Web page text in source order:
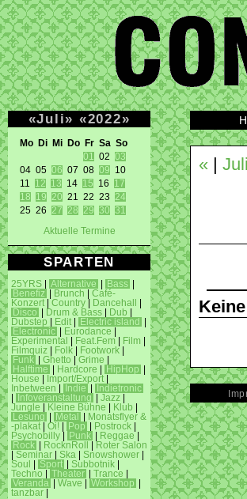
«Juli» «2022»
Mo Di Mi Do Fr Sa So
01
02 03
04 05 06 07 08 09 10
11 12 13 14 15 16 17
18
19 20 21 22 23 24
25 26 27 28 29 30 31
Aktuelle Termine
SPARTEN
25YRS Alternative Bass
Benefiz
Brunch
Café-
Konzert
Country Dancehall
Disco
Drum & Bass Dub
Dubstep
Edit Electric island
Electronic
Eurodance
Experimental
Feat.Fem Film
Filmquiz
Folk Footwork
Funk
Ghetto Grime
Halftime
Hardcore HipHop
House
Import/Export
Inbetween
Indie
Indietronic
Infoveranstaltung Jazz
Jungle
Kleine Bühne Klub
Lesung
Metal
Monatsflyer &
-plakat
Oi! Pop Postrock
Psychobilly
Punk Reggae
Rock
RocknRoll
Roter Salon
Seminar Ska Snowshower
Soul
Sport Subbotnik
Techno
Theater Trance
Veranda
Wave Workshop
tanzbar
« Juli